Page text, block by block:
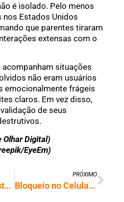
é isolado. Pelo menos
Estados Unidos
que parentes tiraram
extensas com o
acompanham situações
não eram usuários
emocionalmente frágeis
claros. Em vez disso,
de seus
Olhar Digital)
EyeEm)
Demissões em estúdio do GTA 6 serão investigadas pelo governo britânico
PRÓXIMO
Bloqueio no Celular Seguro agora pode ser feito sem cadastro prévio